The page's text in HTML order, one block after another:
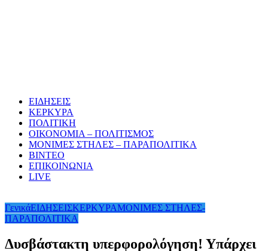
ΕΙΔΗΣΕΙΣ
ΚΕΡΚΥΡΑ
ΠΟΛΙΤΙΚΗ
ΟΙΚΟΝΟΜΙΑ – ΠΟΛΙΤΙΣΜΟΣ
ΜΟΝΙΜΕΣ ΣΤΗΛΕΣ – ΠΑΡΑΠΟΛΙΤΙΚΑ
ΒΙΝΤΕΟ
ΕΠΙΚΟΙΝΩΝΙΑ
LIVE
ΓενικάΕΙΔΗΣΕΙΣΚΕΡΚΥΡΑΜΟΝΙΜΕΣ ΣΤΗΛΕΣ-
ΠΑΡΑΠΟΛΙΤΙΚΑ
Δυσβάστακτη υπερφορολόγηση! Υπάρχει